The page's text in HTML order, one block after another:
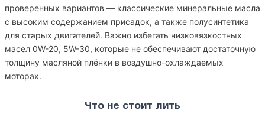
проверенных вариантов — классические минеральные масла
с высоким содержанием присадок, а также полусинтетика
для старых двигателей. Важно избегать низковязкостных
масел 0W-20, 5W-30, которые не обеспечивают достаточную
толщину масляной плёнки в воздушно-охлаждаемых
моторах.
Что не стоит лить